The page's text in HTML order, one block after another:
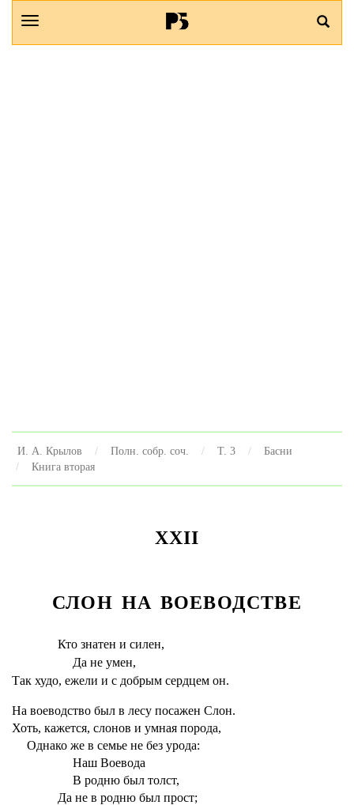
И. А. Крылов Полн. собр. соч. Т. 3
Басни
Книга вторая
XXII
СЛОН НА ВОЕВОДСТВЕ
Кто знатен и силен,
Да не умен,
Так худо, ежели и с добрым сердцем он.
На воеводство был в лесу посажен Слон.
Хоть, кажется, слонов и умная порода,
Однако же в семье не без урода:
Наш Воевода
В родню был толст,
Да не в родню был прост;